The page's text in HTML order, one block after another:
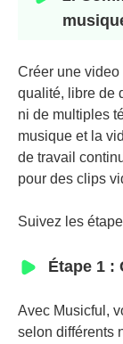
Créer une
qualité, libre de
ni de multiples
musique et la
de travail
pour des clips
Suivez les
Étape 1 :
Avec Musicful,
selon différents